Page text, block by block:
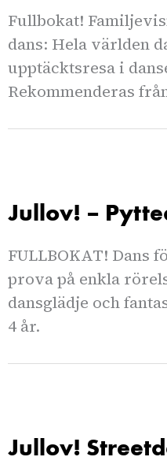
Fullbokat!
dans: Hela världen
upptäcktsresa i
Rekommenderas
Jullov! –
FULLBOKAT! Dans
prova på enkla
dansglädje och
4 år.
Jullov!